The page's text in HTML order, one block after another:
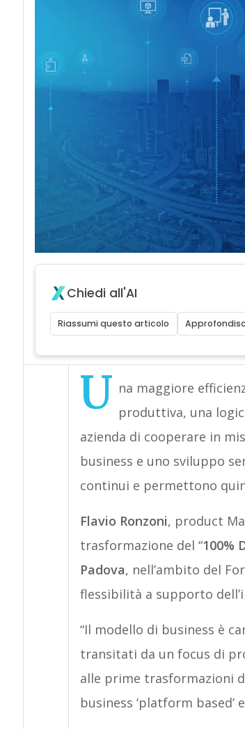
Chiedi all'AI
Riassumi questo articolo
U na maggiore
produttiva, una
azienda di cooperare in
business e uno sviluppo
continui e permettono
Flavio Ronzoni, product
trasformazione del “100%
Padova, nell’ambito del
flessibilità a supporto
“Il modello di business è
transitati da un focus di
alle prime trasformazioni
business ‘platform based’